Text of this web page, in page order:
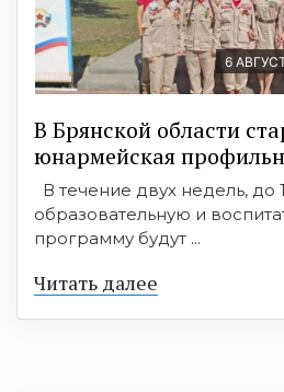
6
В Брянской области
юнармейская
В течение двух недель, до
образовательную и
программу будут ...
Читать далее